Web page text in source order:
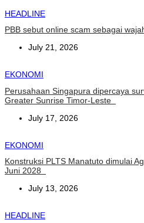
HEADLINE
PBB sebut online scam sebagai
July 21, 2026
EKONOMI
Perusahaan Singapura dipercaya
Greater Sunrise Timor-Leste
July 17, 2026
EKONOMI
Konstruksi PLTS Manatuto dimulai
Juni 2028
July 13, 2026
HEADLINE